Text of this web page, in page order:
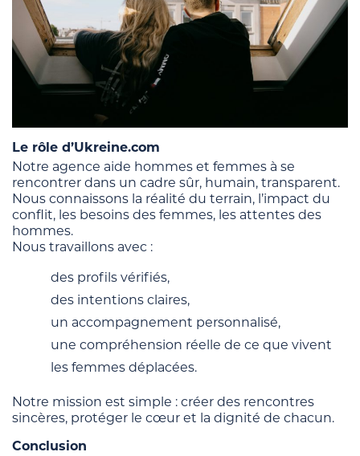
Le rôle d’Ukreine.com
Notre agence aide hommes et femmes à se
rencontrer dans un cadre sûr, humain, transparent.
Nous connaissons la réalité du terrain, l’impact du
conflit, les besoins des femmes, les attentes des
hommes.
Nous travaillons avec :
des profils vérifiés,
des intentions claires,
un accompagnement personnalisé,
une compréhension réelle de ce que vivent
les femmes déplacées.
Notre mission est simple : créer des rencontres
sincères, protéger le cœur et la dignité de chacun.
Conclusion